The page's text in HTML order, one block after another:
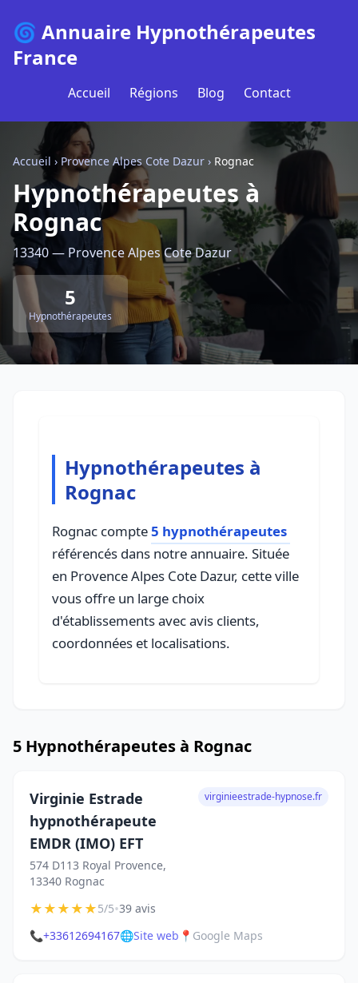
🌀 Annuaire Hypnothérapeutes
France
Accueil Régions Blog Contact
Accueil › Provence Alpes Cote Dazur › Rognac
Hypnothérapeutes à
Rognac
13340 — Provence Alpes Cote Dazur
5
Hypnothérapeutes
Hypnothérapeutes à
Rognac
Rognac compte5 hypnothérapeutes
référencés dans notre annuaire. Située
en Provence Alpes Cote Dazur, cette ville
vous offre un large choix
d'établissements avec avis clients,
coordonnées et localisations.
5 Hypnothérapeutes à Rognac
Virginie Estrade
hypnothérapeute
EMDR (IMO) EFT
574 D113 Royal Provence,
13340 Rognac
virginieestrade-hypnose.fr
★★★★★5/5•39 avis
📞+33612694167🌐Site web 📍 Google Maps